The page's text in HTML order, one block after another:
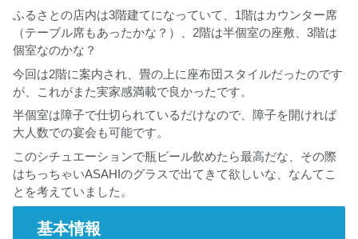
ふるさとの店内は3階建てになっていて、1階はカウンター席
（テーブル席もあったかな？）、2階は半個室の座敷、3階は
個室なのかな？
今回は2階に案内され、畳の上に座布団スタイルだったのです
が、これがまた実家感満載で良かったです。
半個室は障子で仕切られているだけなので、障子を開ければ
大人数での宴会も可能です。
このシチュエーションで瓶ビール飲めたら最高だな、その際
はちっちゃいASAHIのグラスで出てきて欲しいな、なんてこ
とを考えていました。
基本情報